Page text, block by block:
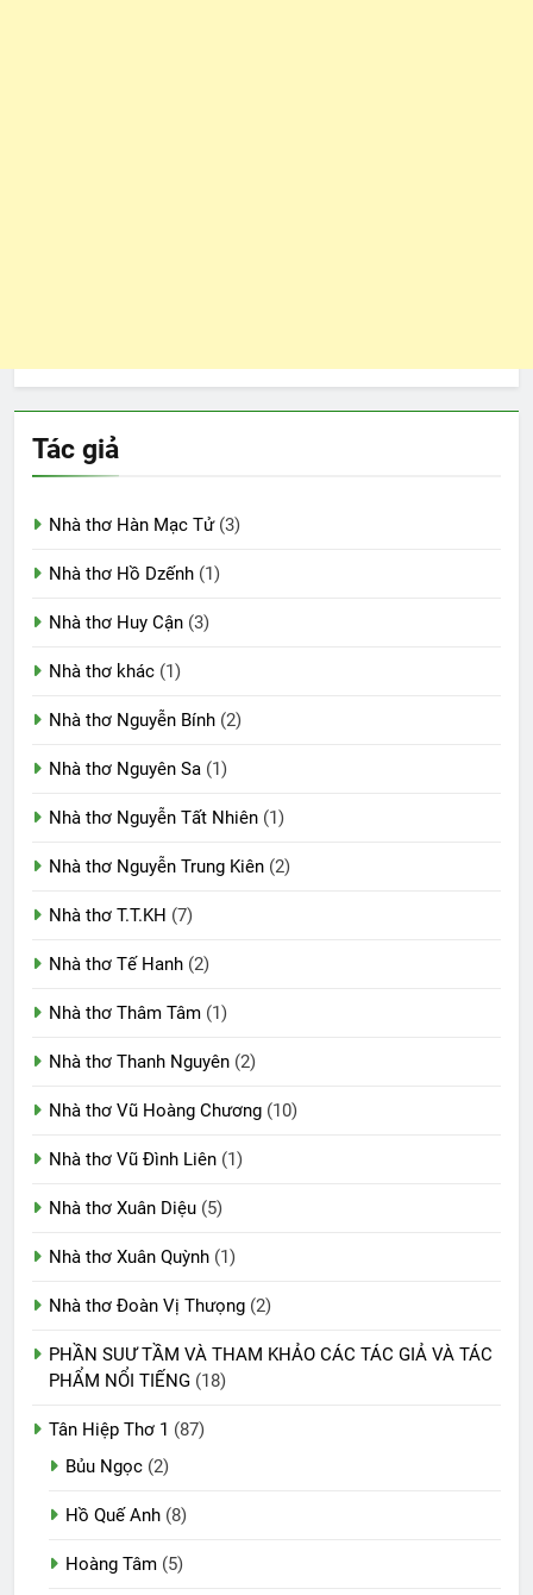
Tác giả
Nhà thơ Hàn Mạc Tử(3)
Nhà thơ Hồ Dzếnh (1)
Nhà thơ Huy Cận (3)
Nhà thơ khác (1)
Nhà thơ Nguyễn Bính (2)
Nhà thơ Nguyên Sa (1)
Nhà thơ Nguyễn Tất Nhiên (1)
Nhà thơ Nguyễn Trung Kiên (2)
Nhà thơ T.T.KH (7)
Nhà thơ Tế Hanh (2)
Nhà thơ Thâm Tâm (1)
Nhà thơ Thanh Nguyên (2)
Nhà thơ Vũ Hoàng Chương (10)
Nhà thơ Vũ Đình Liên (1)
Nhà thơ Xuân Diệu (5)
Nhà thơ Xuân Quỳnh (1)
Nhà thơ Đoàn Vị Thưọng (2)
PHẦN SUƯ TẦM VÀ THAM KHẢO CÁC TÁC GIẢ VÀ TÁC
PHẨM NỔI TIẾNG (18)
Tân Hiệp Thơ 1 (87)
Bủu Ngọc (2)
Hồ Quế Anh (8)
Hoàng Tâm (5)